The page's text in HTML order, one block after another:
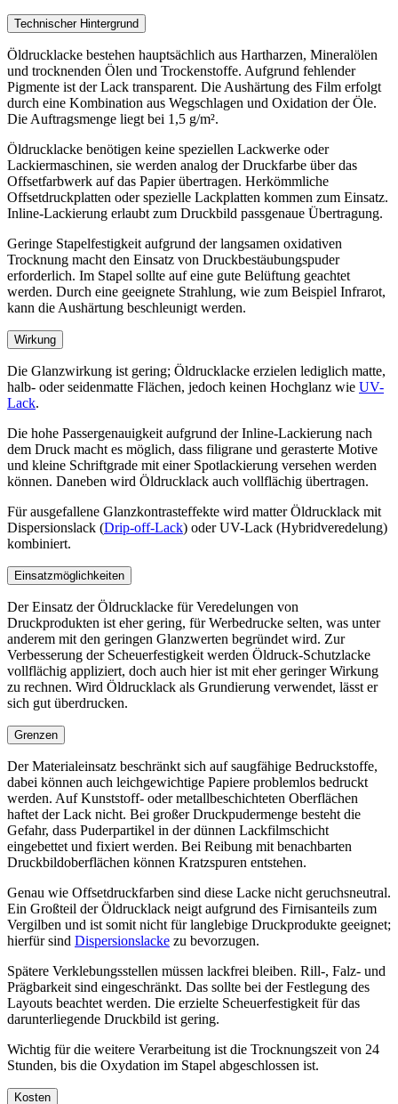
Technischer Hintergrund
Öldrucklacke bestehen hauptsächlich aus Hartharzen, Mineralölen
und trocknenden Ölen und Trockenstoffe. Aufgrund fehlender
Pigmente ist der Lack transparent. Die Aushärtung des Film erfolgt
durch eine Kombination aus Wegschlagen und Oxidation der Öle.
Die Auftragsmenge liegt bei 1,5 g/m².
Öldrucklacke benötigen keine speziellen Lackwerke oder
Lackiermaschinen, sie werden analog der Druckfarbe über das
Offsetfarbwerk auf das Papier übertragen. Herkömmliche
Offsetdruckplatten oder spezielle Lackplatten kommen zum Einsatz.
Inline-Lackierung erlaubt zum Druckbild passgenaue Übertragung.
Geringe Stapelfestigkeit aufgrund der langsamen oxidativen
Trocknung macht den Einsatz von Druckbestäubungspuder
erforderlich. Im Stapel sollte auf eine gute Belüftung geachtet
werden. Durch eine geeignete Strahlung, wie zum Beispiel Infrarot,
kann die Aushärtung beschleunigt werden.
Wirkung
Die Glanzwirkung ist gering; Öldrucklacke erzielen lediglich matte,
halb- oder seidenmatte Flächen, jedoch keinen Hochglanz wie UV-
Lack.
Die hohe Passergenauigkeit aufgrund der Inline-Lackierung nach
dem Druck macht es möglich, dass filigrane und gerasterte Motive
und kleine Schriftgrade mit einer Spotlackierung versehen werden
können. Daneben wird Öldrucklack auch vollflächig übertragen.
Für ausgefallene Glanzkontrasteffekte wird matter Öldrucklack mit
Dispersionslack (Drip-off-Lack) oder UV-Lack (Hybridveredelung)
kombiniert.
Einsatzmöglichkeiten
Der Einsatz der Öldrucklacke für Veredelungen von
Druckprodukten ist eher gering, für Werbedrucke selten, was unter
anderem mit den geringen Glanzwerten begründet wird. Zur
Verbesserung der Scheuerfestigkeit werden Öldruck-Schutzlacke
vollflächig appliziert, doch auch hier ist mit eher geringer Wirkung
zu rechnen. Wird Öldrucklack als Grundierung verwendet, lässt er
sich gut überdrucken.
Grenzen
Der Materialeinsatz beschränkt sich auf saugfähige Bedruckstoffe,
dabei können auch leichgewichtige Papiere problemlos bedruckt
werden. Auf Kunststoff- oder metallbeschichteten Oberflächen
haftet der Lack nicht. Bei großer Druckpudermenge besteht die
Gefahr, dass Puderpartikel in der dünnen Lackfilmschicht
eingebettet und fixiert werden. Bei Reibung mit benachbarten
Druckbildoberflächen können Kratzspuren entstehen.
Genau wie Offsetdruckfarben sind diese Lacke nicht geruchsneutral.
Ein Großteil der Öldrucklack neigt aufgrund des Firnisanteils zum
Vergilben und ist somit nicht für langlebige Druckprodukte geeignet;
hierfür sind Dispersionslacke zu bevorzugen.
Spätere Verklebungsstellen müssen lackfrei bleiben. Rill-, Falz- und
Prägbarkeit sind eingeschränkt. Das sollte bei der Festlegung des
Layouts beachtet werden. Die erzielte Scheuerfestigkeit für das
darunterliegende Druckbild ist gering.
Wichtig für die weitere Verarbeitung ist die Trocknungszeit von 24
Stunden, bis die Oxydation im Stapel abgeschlossen ist.
Kosten